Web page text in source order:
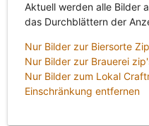
Aktuell werden alle Bilder
das Durchblättern der
Nur Bilder zur Biersorte
Nur Bilder zur Brauerei
Nur Bilder zum Lokal
Einschränkung entfernen